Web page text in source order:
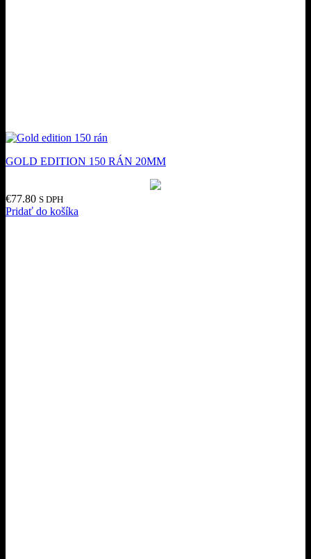
GOLD EDITION 150 RÁN 20MM
€77.80 S DPH
Pridať do košíka